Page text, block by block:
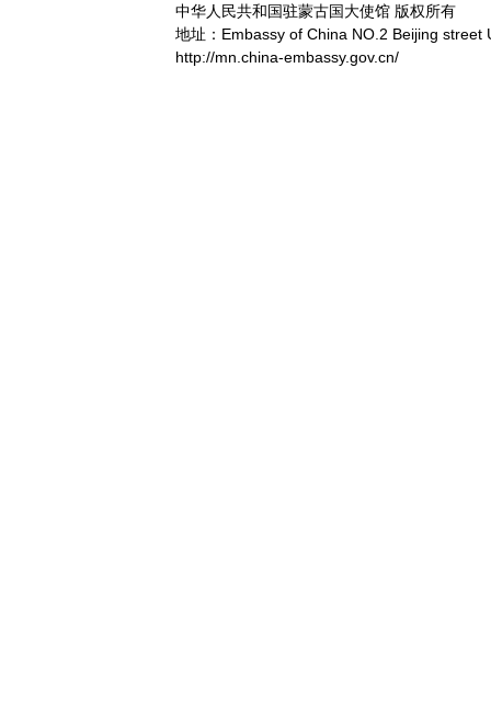
中华人民共和国驻蒙古国大使馆 版权所有
地址：Embassy of China NO.2 Beijing street
http://mn.china-embassy.gov.cn/